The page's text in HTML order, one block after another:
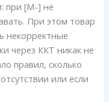
при [M-] не
При этом товар
некорректные
через ККТ никак не
правил, сколько
или если